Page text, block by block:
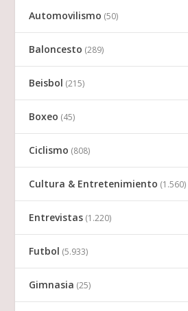
Automovilismo (50)
Baloncesto (289)
Beisbol (215)
Boxeo (45)
Ciclismo (808)
Cultura & Entretenimiento (1.560)
Entrevistas (1.220)
Futbol (5.933)
Gimnasia (25)